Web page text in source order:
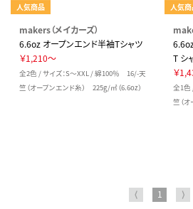
人気商品
makers（メイカーズ）
6.6oz オープンエンド半袖Tシャツ
￥1,210～
全2色 / サイズ：S～XXL / 綿100％ 16/-天
竺（オープンエンド糸） 225g/㎡（6.6oz）
人気
T シ
￥
全1色
竺（
⟨ 1 ⟩